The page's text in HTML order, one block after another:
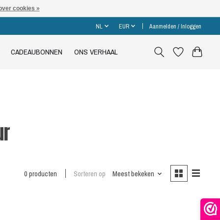
NL EUR Aanmelden / Inloggen
CADEAUBONNEN ONS VERHAAL
0 producten Sorteren op Meest bekeken
cookies »